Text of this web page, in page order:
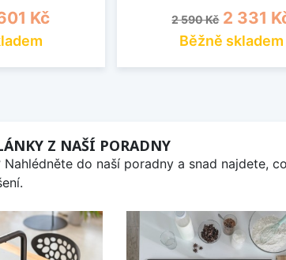
Kč Běžná cena
2 590 Kč Cena
2 331
Běžně skladem
Z NAŠÍ PORADNY
do naší poradny a snad najdete,